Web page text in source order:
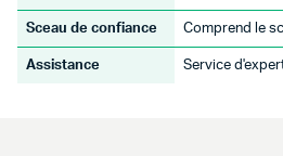
Sceau de confiance Comprend le
Assistance Service